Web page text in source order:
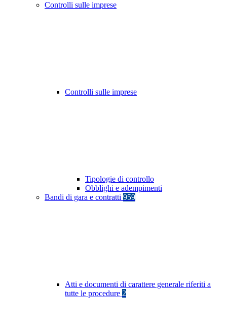
Controlli sulle imprese
Controlli sulle imprese
Tipologie di controllo
Obblighi e adempimenti
Bandi di gara e contratti 959
Atti e documenti di carattere generale riferiti a
tutte le procedure 2